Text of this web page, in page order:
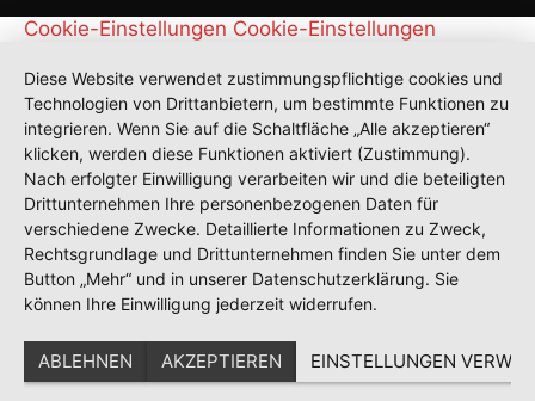
Cookie-Einstellungen Cookie-Einstellungen
Diese Website verwendet zustimmungspflichtige cookies und
Technologien von Drittanbietern, um bestimmte Funktionen zu
integrieren. Wenn Sie auf die Schaltfläche „Alle akzeptieren“
klicken, werden diese Funktionen aktiviert (Zustimmung).
Nach erfolgter Einwilligung verarbeiten wir und die beteiligten
Drittunternehmen Ihre personenbezogenen Daten für
verschiedene Zwecke. Detaillierte Informationen zu Zweck,
Rechtsgrundlage und Drittunternehmen finden Sie unter dem
Button „Mehr“ und in unserer Datenschutzerklärung. Sie
können Ihre Einwilligung jederzeit widerrufen.
ABLEHNEN AKZEPTIEREN EINSTELLUNGEN